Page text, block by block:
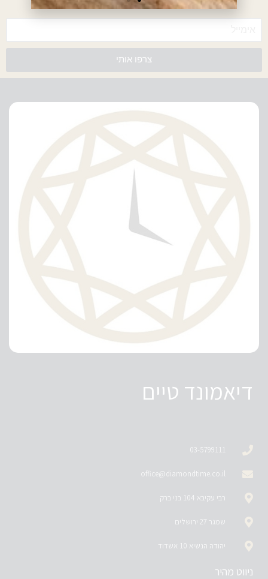
צרפו אותי
דיאמונד טיים
03-5799111
office@diamondtime.co.il
רבי עקיבא 104 בני ברק
שמגר 27 ירושלים
יהודה הנשיא 10 אשדוד
ניווט מהיר